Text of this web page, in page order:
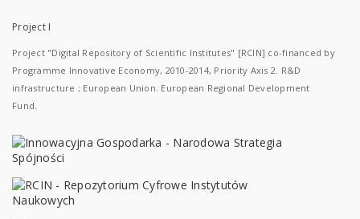
Project I
Project "Digital Repository of Scientific Institutes" [RCIN] co-financed by
Programme Innovative Economy, 2010-2014, Priority Axis 2. R&D
infrastructure ; European Union. European Regional Development
Fund.